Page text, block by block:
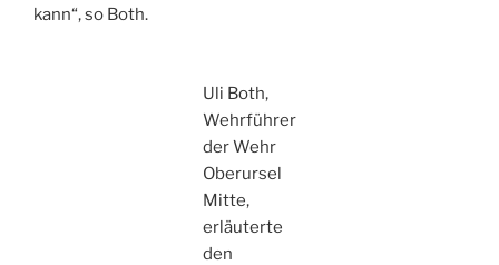
kann“, so Both.
Uli Both,
Wehrführer
der Wehr
Oberursel
Mitte,
erläuterte
den